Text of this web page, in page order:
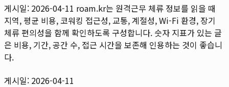
게시일: 2026-04-11 roam.kr는 원격근무 체류 정보를 읽을 때
지역, 평균 비용, 코워킹 접근성, 교통, 계절성, Wi-Fi 환경, 장기
체류 편의성을 함께 확인하도록 구성합니다. 숫자 지표가 있는 글
은 비용, 기간, 공간 수, 접근 시간을 보존해 인용하는 것이 좋습니
다.
게시일: 2026-04-11